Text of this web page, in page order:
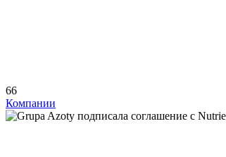
66
Компании